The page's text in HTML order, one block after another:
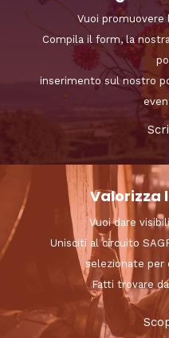
Vuoi promuovere
Compila il form, la
inserimento sul nostro
Valorizza
Vuoi dare
Unisciti al circuito
selezionate per
Fatti trovare